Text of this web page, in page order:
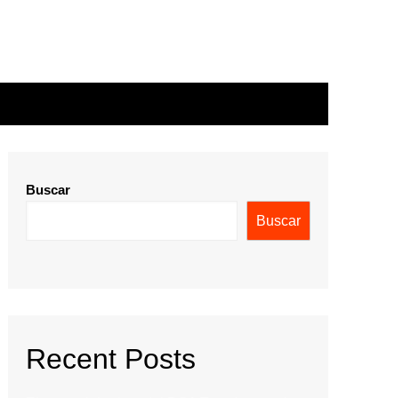
Buscar
Buscar
Recent Posts